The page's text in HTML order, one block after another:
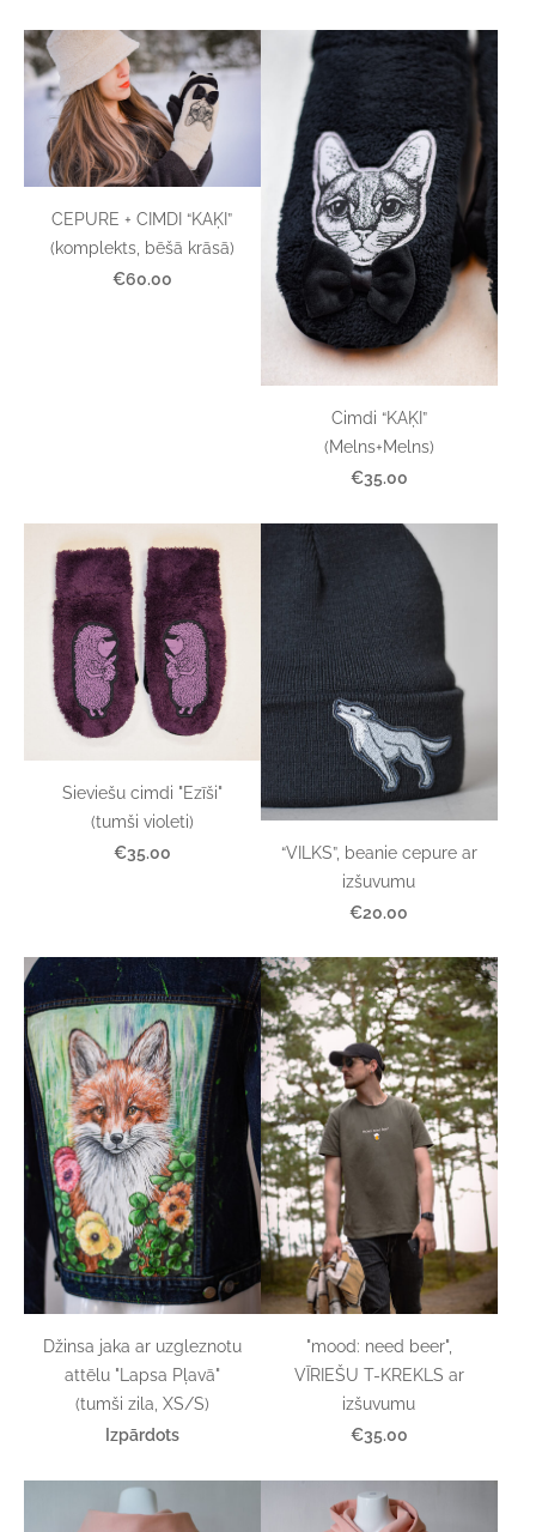
CEPURE + CIMDI “KAĶI”
(komplekts, bēšā krāsā)
€60.00
Cimdi “KAĶI”
(Melns+Melns)
€35.00
Sieviešu cimdi "Ezīši"
(tumši violeti)
€35.00
“VILKS”, beanie cepure ar
izšuvumu
€20.00
Džinsa jaka ar uzgleznotu
attēlu "Lapsa Pļavā"
(tumši zila, XS/S)
Izpārdots
"mood: need beer",
VĪRIEŠU T-KREKLS ar
izšuvumu
€35.00